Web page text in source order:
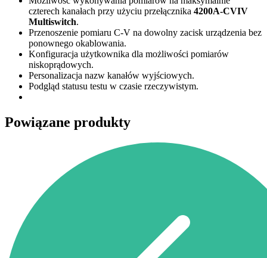
czterech kanałach przy użyciu przełącznika 4200A-CVIV
Multiswitch.
Przenoszenie pomiaru C-V na dowolny zacisk urządzenia bez
ponownego okablowania.
Konfiguracja użytkownika dla możliwości pomiarów
niskoprądowych.
Personalizacja nazw kanałów wyjściowych.
Podgląd statusu testu w czasie rzeczywistym.
Powiązane produkty